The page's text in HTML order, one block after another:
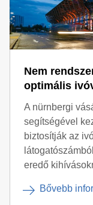
Nem
optimális
A nürnbergi
segítségével
biztosítják az
eredő
Bővebb